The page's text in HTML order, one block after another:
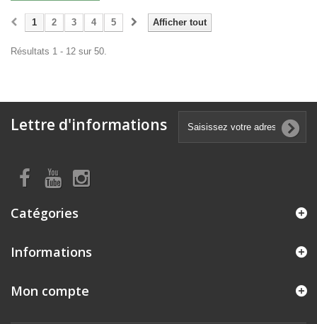
Afficher tout
1 2 3 4 5
Résultats 1 - 12 sur 50.
Lettre d'informations
Catégories
Informations
Mon compte